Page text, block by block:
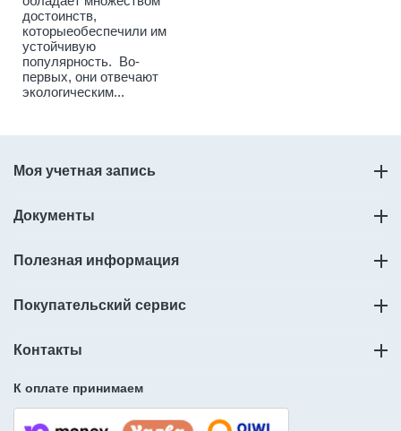
достоинств,
которыеобеспечили им
устойчивую
популярность. Во-
первых, они отвечают
экологическим...
Моя учетная запись
Документы
Полезная информация
Покупательский сервис
Контакты
К оплате принимаем